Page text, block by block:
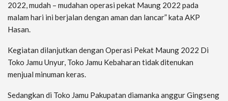
2022, mudah – mudahan operasi pekat Maung 2022 pada
malam hari ini berjalan dengan aman dan lancar” kata AKP
Hasan.
Kegiatan dilanjutkan dengan Operasi Pekat Maung 2022 Di
Toko Jamu Unyur, Toko Jamu Kebaharan tidak ditenukan
menjual minuman keras.
Sedangkan di Toko Jamu Pakupatan diamanka anggur Gingseng